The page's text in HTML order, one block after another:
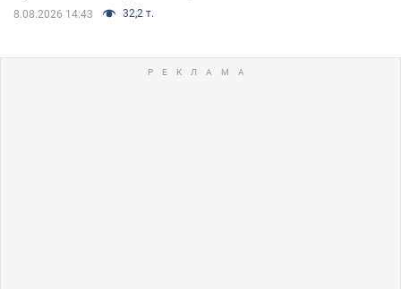
8.08.2026 14:43 32,2 т.